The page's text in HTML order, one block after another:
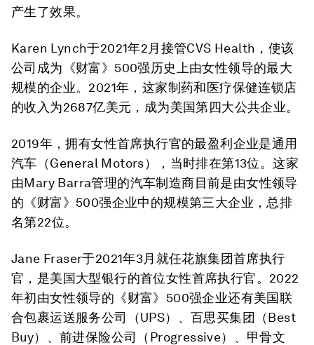
产生了效果。
Karen Lynch于2021年2月接管CVS Health，使该
公司成为《财富》500强历史上由女性领导的最大
规模的企业。2021年，这家制药和医疗保健连锁店
的收入为2687亿美元，成为美国第四大公共企业。
2019年，拥有女性首席执行官的最盈利企业是通用
汽车（General Motors），当时排在第13位。这家
由Mary Barra管理的汽车制造商目前是由女性领导
的《财富》500强企业中的规模第三大企业，总排
名第22位。
Jane Fraser于2021年3月就任花旗集团首席执行
官，是美国大型银行的首位女性首席执行官。2022
年初由女性领导的《财富》500强企业还有美国联
合包裹运送服务公司（UPS）、百思买集团（Best
Buy）、前进保险公司（Progressive）、甲骨文